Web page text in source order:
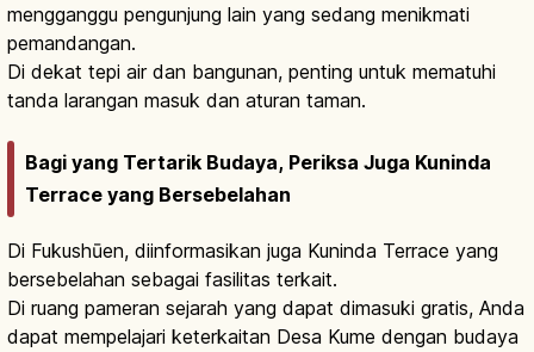
mengganggu pengunjung lain yang sedang menikmati
pemandangan.
Di dekat tepi air dan bangunan, penting untuk mematuhi
tanda larangan masuk dan aturan taman.
Bagi yang Tertarik Budaya, Periksa Juga Kuninda
Terrace yang Bersebelahan
Di Fukushūen, diinformasikan juga Kuninda Terrace yang
bersebelahan sebagai fasilitas terkait.
Di ruang pameran sejarah yang dapat dimasuki gratis, Anda
dapat mempelajari keterkaitan Desa Kume dengan budaya